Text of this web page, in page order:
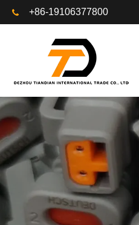
+86-19106377800